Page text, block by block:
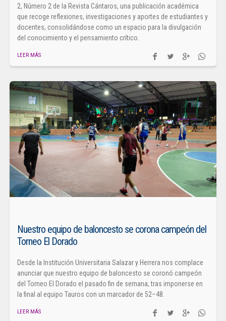
2, Número 2 de la Revista Cántaros, una publicación académica
que recoge reflexiones, investigaciones y aportes de estudiantes y
docentes, consolidándose como un espacio para la divulgación
del conocimiento y el pensamiento crítico.
LEER MÁS
Nuestro equipo de baloncesto se corona campeón del
Torneo El Dorado
Desde la Institución Universitaria Salazar y Herrera nos complace
anunciar que nuestro equipo de baloncesto se coronó campeón
del Torneo El Dorado el pasado fin de semana, tras imponerse en
la final al equipo Tauros con un marcador de 52–48.
LEER MÁS